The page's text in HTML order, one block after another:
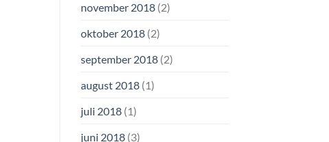
november 2018(2)
oktober 2018(2)
september 2018(2)
august 2018(1)
juli 2018(1)
juni 2018(3)